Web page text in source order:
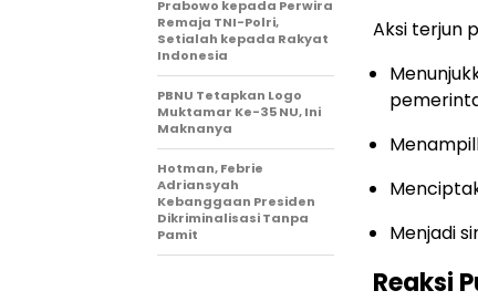
Aksi terjun
Menjadi
Reaksi
Prabowo kepada Perwira
Remaja TNI-Polri,
Setialah kepada Rakyat
Indonesia
PBNU Tetapkan Logo
Muktamar Ke-35 NU, Ini
Maknanya
Hotman, Febrie
Adriansyah
Kebanggaan Presiden
Dikriminalisasi Tanpa
Pamit